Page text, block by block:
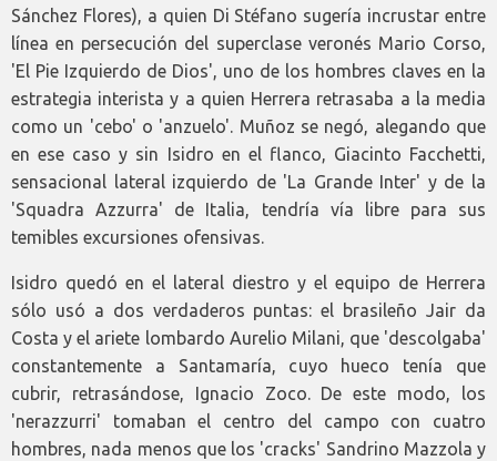
Sánchez Flores), a quien Di Stéfano sugería incrustar entre
línea en persecución del superclase veronés Mario Corso,
'El Pie Izquierdo de Dios', uno de los hombres claves en la
estrategia interista y a quien Herrera retrasaba a la media
como un 'cebo' o 'anzuelo'. Muñoz se negó, alegando que
en ese caso y sin Isidro en el flanco, Giacinto Facchetti,
sensacional lateral izquierdo de 'La Grande Inter' y de la
'Squadra Azzurra' de Italia, tendría vía libre para sus
temibles excursiones ofensivas.
Isidro quedó en el lateral diestro y el equipo de Herrera
sólo usó a dos verdaderos puntas: el brasileño Jair da
Costa y el ariete lombardo Aurelio Milani, que 'descolgaba'
constantemente a Santamaría, cuyo hueco tenía que
cubrir, retrasándose, Ignacio Zoco. De este modo, los
'nerazzurri' tomaban el centro del campo con cuatro
hombres, nada menos que los 'cracks' Sandrino Mazzola y